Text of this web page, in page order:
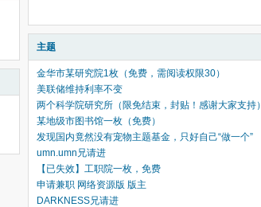
主题
金华市某研究院1枚（免费，需阅读权限30）
美联储维持利率不变
两个科学院研究所（限免结束，封贴！感谢大家支持）
某地级市图书馆一枚（免费）
发现国内竟然没有宠物主题基金，只好自己“做一个”
umn.umn兄请进
【已失效】工职院一枚，免费
申请兼职 网络资源版 版主
DARKNESS兄请进